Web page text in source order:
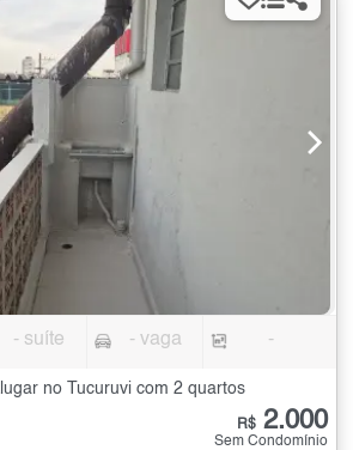
- suíte - vaga -
no Tucuruvi com 2 quartos
R$ 2.000
Sem Condomínio